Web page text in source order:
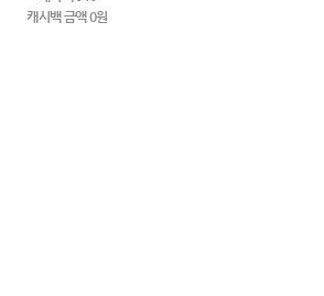
캐시백 금액 0원